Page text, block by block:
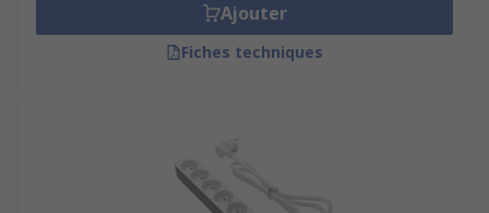
Ajouter
Fiches techniques